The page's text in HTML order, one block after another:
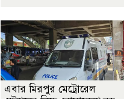
এবার মিরপুর মেট্রোরেল